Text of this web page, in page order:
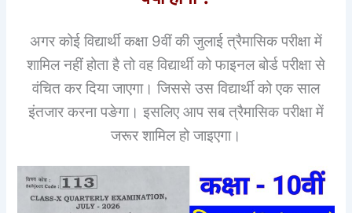
अगर कोई विद्यार्थी कक्षा 9वीं की जुलाई त्रैमासिक परीक्षा में
शामिल नहीं होता है तो वह विद्यार्थी को फाइनल बोर्ड परीक्षा से
वंचित कर दिया जाएगा। जिससे उस विद्यार्थी को एक साल
इंतजार करना पङेगा। इसलिए आप सब त्रैमासिक परीक्षा में
जरूर शामिल हो जाइएगा।